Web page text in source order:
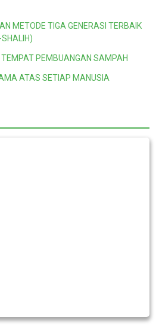
METODE TIGA GENERASI TERBAIK
TEMPAT PEMBUANGAN SAMPAH
ATAS SETIAP MANUSIA